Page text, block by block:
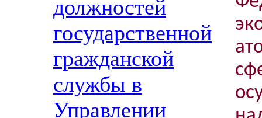
должностей
государственной
гражданской
службы в
Управлении